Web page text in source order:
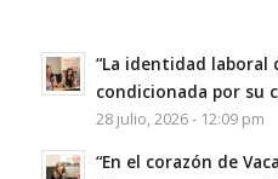
“La identidad laboral
condicionada por su
28 julio, 2026 - 12:09 pm
“En el corazón de